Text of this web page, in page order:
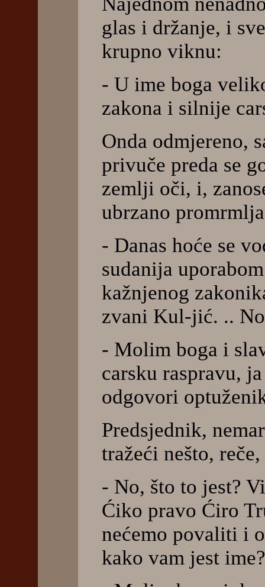
glas i držanje, i
krupno viknu:
- U ime boga
zakona i silnije
Onda odmjereno,
privuče preda se
zemlji oči, i,
ubrzano
- Danas hoće se
sudanija
kažnjenog
zvani Kul-jić. ..
- Molim boga i
carsku raspravu,
odgovori
Predsjednik,
tražeći nešto,
- No, što to jest?
Ćiko pravo Ćiro
nećemo povaliti i
kako vam jest ime?